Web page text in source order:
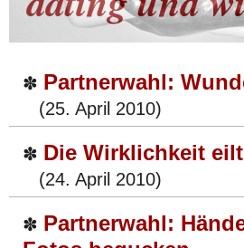
✽ Partnerwahl:
(25. April 2010)
✽ Die Wirklichkeit
(24. April 2010)
✽ Partnerwahl: